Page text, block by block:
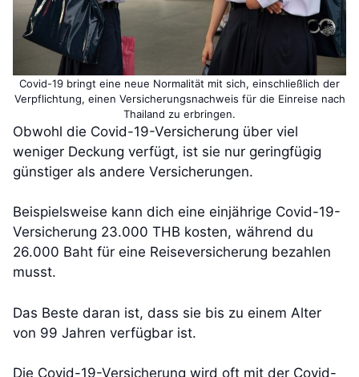
Covid-19 bringt eine neue Normalität mit sich, einschließlich der
Verpflichtung, einen Versicherungsnachweis für die Einreise nach
Thailand zu erbringen.
Obwohl die Covid-19-Versicherung über viel
weniger Deckung verfügt, ist sie nur geringfügig
günstiger als andere Versicherungen.
Beispielsweise kann dich eine einjährige Covid-19-
Versicherung 23.000 THB kosten, während du
26.000 Baht für eine Reiseversicherung bezahlen
musst.
Das Beste daran ist, dass sie bis zu einem Alter
von 99 Jahren verfügbar ist.
Die Covid-19-Versicherung wird oft mit der Covid-